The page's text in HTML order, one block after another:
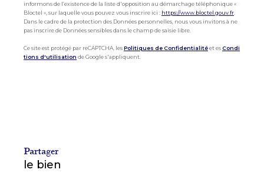
informons de l’existence de la liste d'opposition au démarchage téléphonique «
Bloctel », sur laquelle vous pouvez vous inscrire ici : https://www.bloctel.gouv.fr.
Dans le cadre de la protection des Données personnelles, nous vous invitons à ne
pas inscrire de Données sensibles dans le champ de saisie libre.
Ce site est protégé par reCAPTCHA, lesPolitiques de Confidentialitéet es Condi
tions d'utilisation de Google s'appliquent.
partager
le bien